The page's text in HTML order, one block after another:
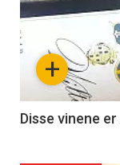
akkurat
nå
3
+
Disse vinene